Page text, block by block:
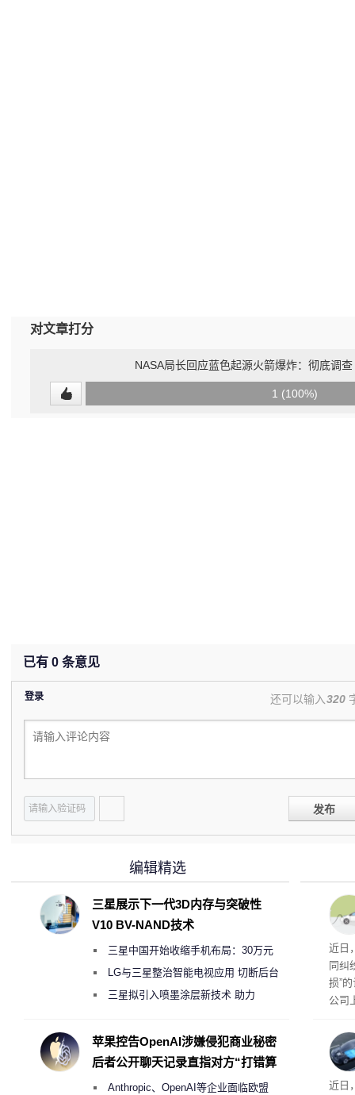
对文章打分
NASA局长回应蓝色起源火箭爆炸：彻底调
1 (100%)
已有 0 条意见
登录 还可以输入320
发布
近日
同纠
损”
公司
事
给
近日
编辑精选
三星展示下一代3D内存与突破性
V10 BV-NAND技术
三星中国开始收缩手机布局：30万元
月销售额不达标门店 将被逐步清退
LG与三星整治智能电视应用 切断后台
偷偷共享带宽的违规行为
三星拟引入喷墨涂层新技术 助力
度
苹果控告OpenAI涉嫌侵犯商业秘密
后者公开聊天记录直指对方“打错算
Anthropic、OpenAI等企业面临欧盟